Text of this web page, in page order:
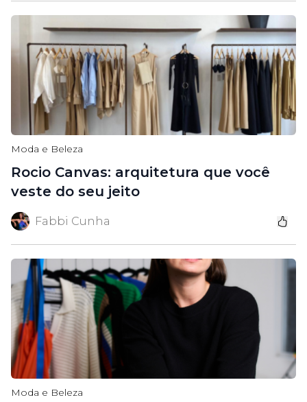
Moda e Beleza
Rocio Canvas: arquitetura que você
veste do seu jeito
Fabbi Cunha
Moda e Beleza